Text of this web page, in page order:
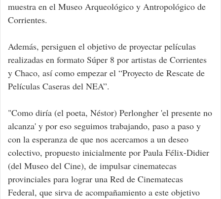
muestra en el Museo Arqueológico y Antropológico de
Corrientes.
Además, persiguen el objetivo de proyectar películas
realizadas en formato Súper 8 por artistas de Corrientes
y Chaco, así como empezar el “Proyecto de Rescate de
Películas Caseras del NEA”.
"Como diría (el poeta, Néstor) Perlongher 'el presente no
alcanza' y por eso seguimos trabajando, paso a paso y
con la esperanza de que nos acercamos a un deseo
colectivo, propuesto inicialmente por Paula Félix-Didier
(del Museo del Cine), de impulsar cinematecas
provinciales para lograr una Red de Cinematecas
Federal, que sirva de acompañamiento a este objetivo